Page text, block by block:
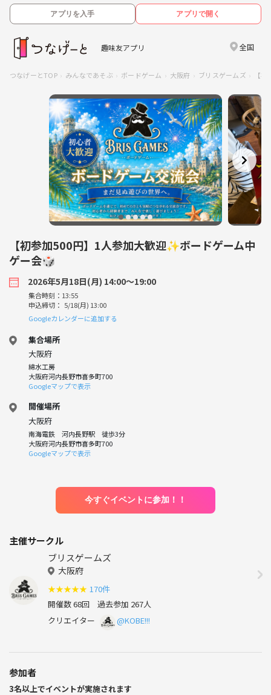
アプリを入手 アプリで開く
趣味友アプリ 全国
つなげーとTOP みんなであそぶ ボードゲーム 大阪府 ブリスゲームズ 【
【初参加500円】1人参加大歓迎✨️ボードゲーム中
ゲー会🎲
2026年5月18日(月) 14:00〜19:00
集合時刻：13:55
申込締切： 5/18(月) 13:00
Googleカレンダーに追加する
集合場所
大阪府
綿水工房
大阪府河内長野市喜多町700
Googleマップで表示
開催場所
大阪府
南海電鉄 河内長野駅 徒歩3分
大阪府河内長野市喜多町700
Googleマップで表示
今すぐイベントに参加！！
主催サークル
ブリスゲームズ
大阪府
★★★★★ 170件
開催数 68回 過去参加 267人
クリエイター
@KOBE!!!
参加者
3名以上でイベントが実施されます